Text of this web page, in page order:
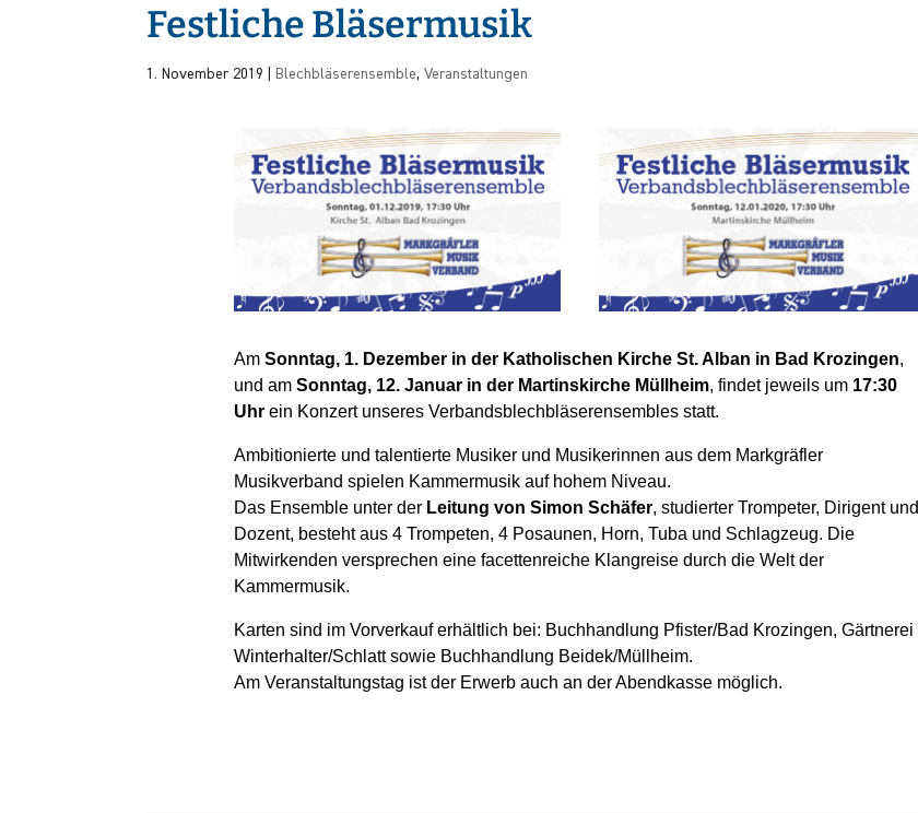
Festliche Bläsermusik
1. November 2019 Blechbläserensemble,Veranstaltungen
Am Sonntag, 1. Dezember in der Katholischen Kirche St. Alban in Bad Krozingen,
und am Sonntag, 12. Januar in der Martinskirche Müllheim, findet jeweils um 17:30
Uhrein Konzert unseres Verbandsblechbläserensembles statt.
Ambitionierte und talentierte Musiker und Musikerinnen aus dem Markgräfler
Musikverband spielen Kammermusik auf hohem Niveau.
Das Ensemble unter der Leitung von Simon Schäfer, studierter Trompeter, Dirigent und
Dozent, besteht aus 4 Trompeten, 4 Posaunen, Horn, Tuba und Schlagzeug. Die
Mitwirkenden versprechen eine facettenreiche Klangreise durch die Welt der
Kammermusik.
Karten sind im Vorverkauf erhältlich bei: Buchhandlung Pfister/Bad Krozingen, Gärtnerei
Winterhalter/Schlatt sowie Buchhandlung Beidek/Müllheim.
Am Veranstaltungstag ist der Erwerb auch an der Abendkasse möglich.